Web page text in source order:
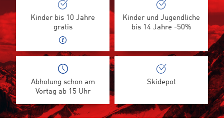
Kinder bis 10 Jahre
gratis
Kinder und Jugendliche
bis 14 Jahre -50%
Abholung schon am
Vortag ab 15 Uhr
Skidepot